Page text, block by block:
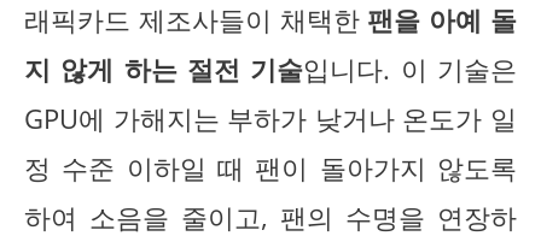
래픽카드 제조사들이 채택한 팬을 아예 돌
지 않게 하는 절전 기술입니다. 이 기술은
GPU에 가해지는 부하가 낮거나 온도가 일
정 수준 이하일 때 팬이 돌아가지 않도록
하여 소음을 줄이고, 팬의 수명을 연장하